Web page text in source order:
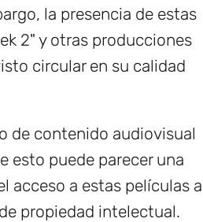
la presencia de estas
2" y otras producciones
circular en su calidad
de contenido audiovisual
esto puede parecer una
acceso a estas películas a
propiedad intelectual.